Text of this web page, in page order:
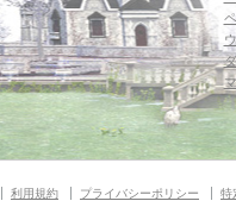
利用規約 プライバシーポリシー 特